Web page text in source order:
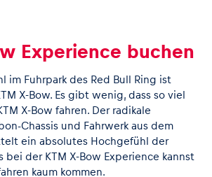
Experience buchen
im Fuhrpark des Red Bull Ring ist
X-Bow. Es gibt wenig, dass so viel
X-Bow fahren. Der radikale
Chassis und Fahrwerk aus dem
ein absolutes Hochgefühl der
bei der KTM X-Bow Experience kannst
kaum kommen.